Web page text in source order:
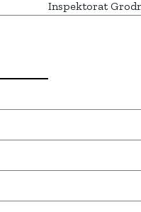
Inspektorat